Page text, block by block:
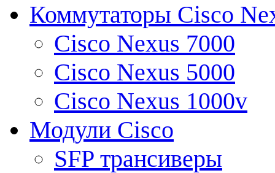
Коммутаторы Cisco
Cisco Nexus 7000
Cisco Nexus 5000
Cisco Nexus 1000v
Модули Cisco
SFP трансиверы